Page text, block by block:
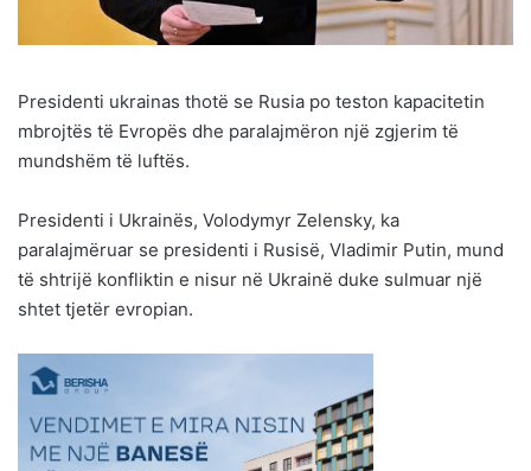
Presidenti ukrainas thotë se Rusia po teston kapacitetin
mbrojtës të Evropës dhe paralajmëron një zgjerim të
mundshëm të luftës.
Presidenti i Ukrainës, Volodymyr Zelensky, ka
paralajmëruar se presidenti i Rusisë, Vladimir Putin, mund
të shtrijë konfliktin e nisur në Ukrainë duke sulmuar një
shtet tjetër evropian.